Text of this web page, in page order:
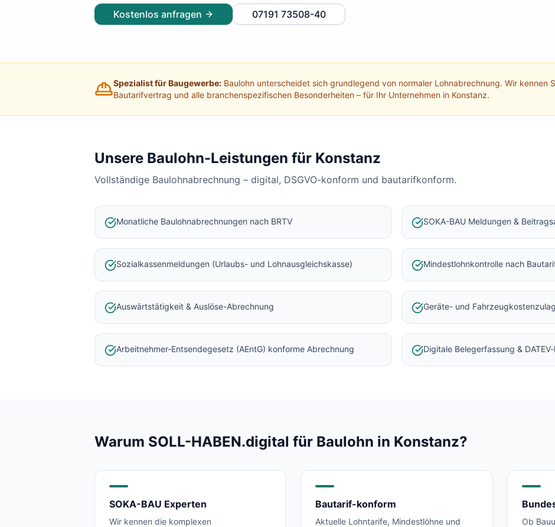
Kostenlos anfragen 07191 73508-40
Spezialist für Baugewerbe: Baulohn unterscheidet sich grundlegend von normaler Lohnabrechnung. Wir kennen
Bautarifvertrag und alle branchenspezifischen Besonderheiten – für Ihr Unternehmen in Konstanz.
Unsere Baulohn-Leistungen für Konstanz
Vollständige Baulohnabrechnung – digital, DSGVO-konform und bautarifkonform.
Monatliche Baulohnabrechnungen nach BRTV SOKA-BAU Meldungen &
Sozialkassenmeldungen (Urlaubs- und Lohnausgleichskasse) Mindestlohnkontrolle nach
Auswärtstätigkeit & Auslöse-Abrechnung Geräte- und
Arbeitnehmer-Entsendegesetz (AEntG) konforme Abrechnung Digitale Belegerfassung &
Warum SOLL-HABEN.digital für Baulohn in Konstanz?
SOKA-BAU Experten
Wir kennen die komplexen
Bautarif-konform
Aktuelle Lohntarife, Mindestlöhne und
Ob
Lohnabrechnung Mannheim
Lohnabrechnung Heidelberg
Lohnabrechnung Pforzheim
Lohnabrechnung Konstanz
Finanzbuchhaltung Stuttgart
Finanzbuchhaltung Heilbronn
Finanzbuchhaltung Karlsruhe
Finanzbuchhaltung Mannheim
Finanzbuchhaltung Heidelberg
Finanzbuchhaltung Ulm
Baulohnabrechnung Backnang
Baulohnabrechnung Stuttgart
Baulohnabrechnung Heilbronn
Baulohnabrechnung Karlsruhe